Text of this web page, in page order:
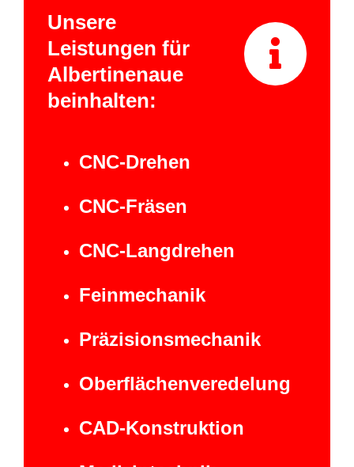
Unsere
Leistungen für
Albertinenaue
beinhalten:
CNC-Drehen
CNC-Fräsen
CNC-Langdrehen
Feinmechanik
Präzisionsmechanik
Oberflächenveredelung
CAD-Konstruktion